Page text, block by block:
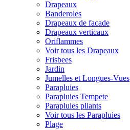
Drapeaux
Banderoles
Drapeaux de facade
Drapeaux verticaux
Oriflammes
Voir tous les Drapeaux
Frisbees
Jardin
Jumelles et Longues-Vues
Parapluies
Parapluies Tempete
Parapluies pliants
Voir tous les Parapluies
Plage